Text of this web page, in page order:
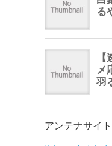
アンテナサイト